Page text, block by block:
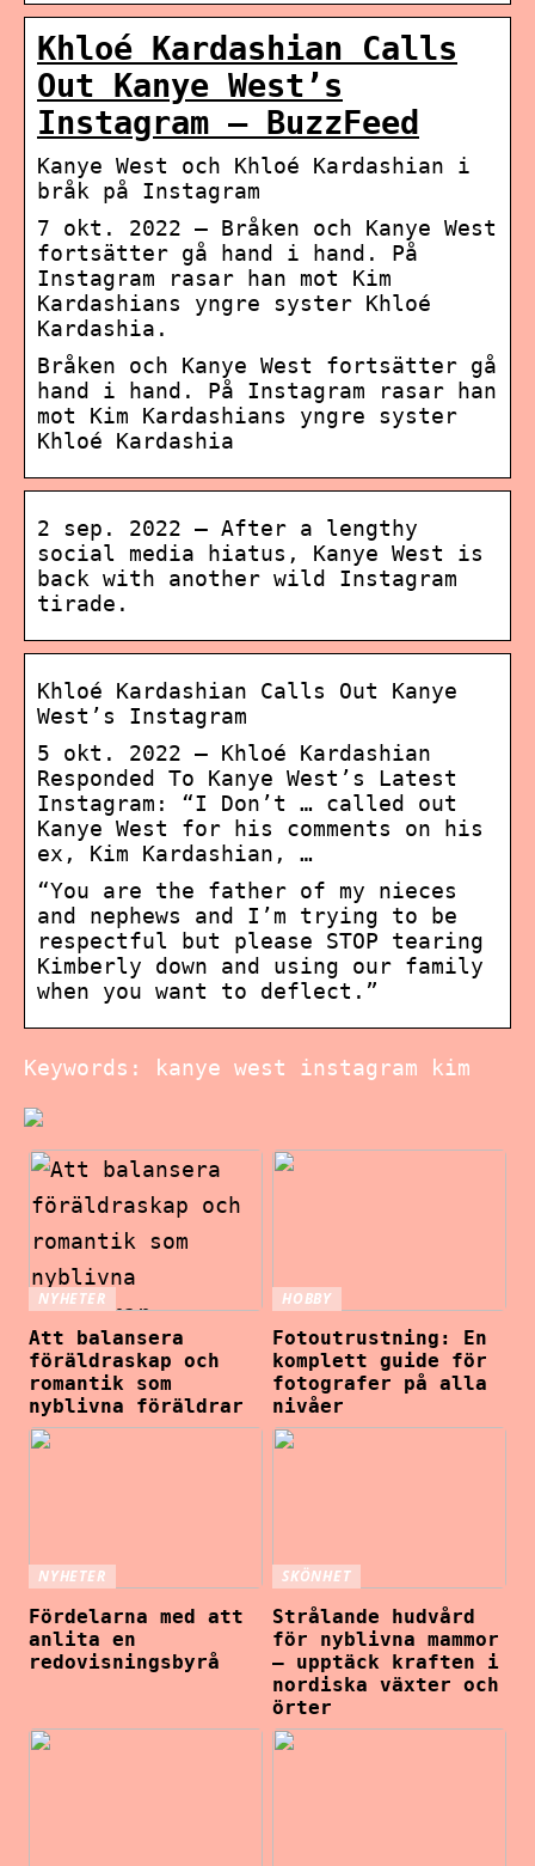
Khloé Kardashian Calls
Out Kanye West’s
Instagram – BuzzFeed
Kanye West och Khloé Kardashian i
bråk på Instagram
7 okt. 2022 — Bråken och Kanye West
fortsätter gå hand i hand. På
Instagram rasar han mot Kim
Kardashians yngre syster Khloé
Kardashia.
Bråken och Kanye West fortsätter gå
hand i hand. På Instagram rasar han
mot Kim Kardashians yngre syster
Khloé Kardashia
2 sep. 2022 — After a lengthy
social media hiatus, Kanye West is
back with another wild Instagram
tirade.
Khloé Kardashian Calls Out Kanye
West’s Instagram
5 okt. 2022 — Khloé Kardashian
Responded To Kanye West’s Latest
Instagram: “I Don’t … called out
Kanye West for his comments on his
ex, Kim Kardashian, …
“You are the father of my nieces
and nephews and I’m trying to be
respectful but please STOP tearing
Kimberly down and using our family
when you want to deflect.”
Keywords: kanye west instagram kim
NYHETER
Att balansera
föräldraskap och
romantik som
nyblivna föräldrar
HOBBY
Fotoutrustning: En
komplett guide för
fotografer på alla
nivåer
NYHETER
Fördelarna med att
anlita en
redovisningsbyrå
SKÖNHET
Strålande hudvård
för nyblivna mammor
– upptäck kraften i
nordiska växter och
örter